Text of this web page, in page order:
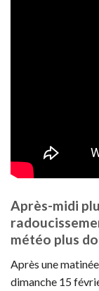
Après-midi
météo plus
Après une
dimanche 15